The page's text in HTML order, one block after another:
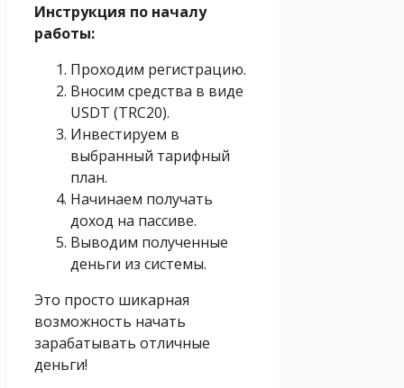
Инструкция по началу
работы:
Проходим регистрацию.
Вносим средства в виде
USDT (TRC20).
Инвестируем в
выбранный тарифный
план.
Начинаем получать
доход на пассиве.
Выводим полученные
деньги из системы.
Это просто шикарная
возможность начать
зарабатывать отличные
деньги!